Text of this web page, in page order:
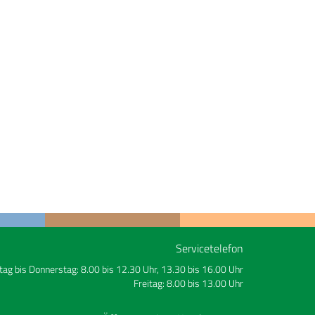
Servicetelefon
bis Donnerstag: 8.00 bis 12.30 Uhr, 13.30 bis 16.00 Uhr
Freitag: 8.00 bis 13.00 Uhr